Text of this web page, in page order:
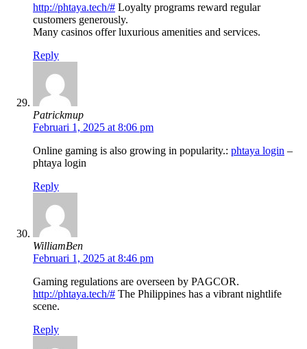
http://phtaya.tech/# Loyalty programs reward regular
customers generously.
Many casinos offer luxurious amenities and services.
Reply
Patrickmup
Februari 1, 2025 at 8:06 pm
Online gaming is also growing in popularity.: phtaya login –
phtaya login
Reply
WilliamBen
Februari 1, 2025 at 8:46 pm
Gaming regulations are overseen by PAGCOR.
http://phtaya.tech/# The Philippines has a vibrant nightlife
scene.
Reply